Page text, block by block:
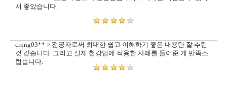
서 좋았습니다.
crong03** > 전공자로써 최대한 쉽고 이해하기 좋은 내용만 잘 추린
것 같습니다. 그리고 실제 철강업에 적용한 사례를 들어준 게 만족스
럽습니다.